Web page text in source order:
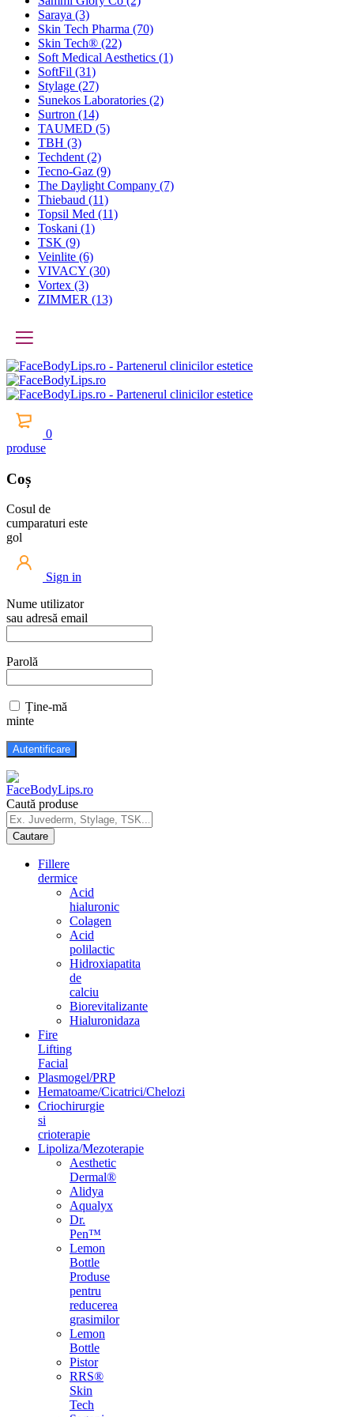
Saraya (3)
Skin Tech Pharma (70)
Skin Tech® (22)
Soft Medical Aesthetics (1)
SoftFil (31)
Stylage (27)
Sunekos Laboratories (2)
Surtron (14)
TAUMED (5)
TBH (3)
Techdent (2)
Tecno-Gaz (9)
The Daylight Company (7)
Thiebaud (11)
Topsil Med (11)
Toskani (1)
TSK (9)
Veinlite (6)
VIVACY (30)
Vortex (3)
ZIMMER (13)
0
produse
Coș
Cosul de
cumparaturi este
gol
Sign in
Nume utilizator
sau adresă email
Parolă
Ține-mă
minte
Caută produse
Fillere
dermice
Acid
hialuronic
Colagen
Acid
polilactic
Hidroxiapatita
de
calciu
Biorevitalizante
Hialuronidaza
Fire
Lifting
Facial
Plasmogel/PRP
Hematoame/Cicatrici/Chelozi
Criochirurgie
si
crioterapie
Lipoliza/Mezoterapie
Aesthetic
Dermal®
Alidya
Aqualyx
Dr.
Pen™
Lemon
Bottle
Produse
pentru
reducerea
grasimilor
Lemon
Bottle
Pistor
RRS®
Skin
Tech